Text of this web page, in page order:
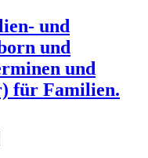
und
und
und
für Familien.